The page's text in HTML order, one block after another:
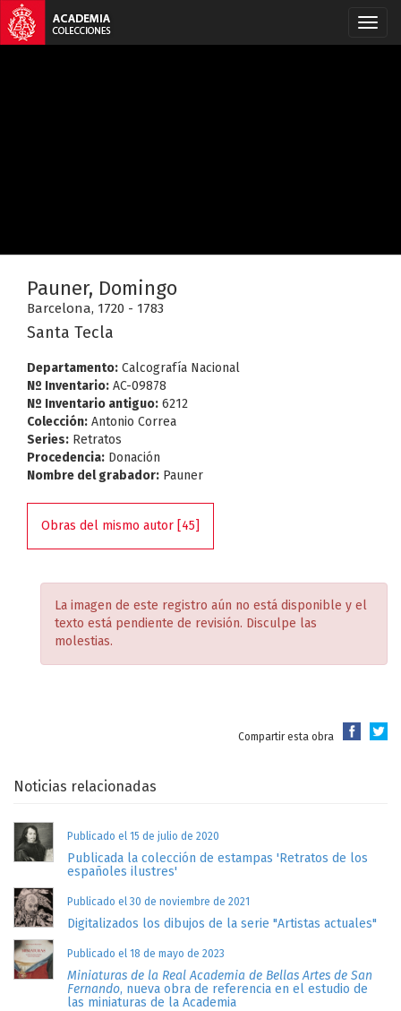
Pauner, Domingo
Barcelona, 1720 - 1783
Santa Tecla
Departamento: Calcografía Nacional
Nº Inventario: AC-09878
Nº Inventario antiguo: 6212
Colección: Antonio Correa
Series: Retratos
Procedencia: Donación
Nombre del grabador: Pauner
Obras del mismo autor [45]
La imagen de este registro aún no está disponible y el
texto está pendiente de revisión. Disculpe las
molestias.
Compartir esta obra
Noticias relacionadas
Publicado el 15 de julio de 2020
Publicada la colección de estampas 'Retratos de los
españoles ilustres'
Publicado el 30 de noviembre de 2021
Digitalizados los dibujos de la serie "Artistas actuales"
Publicado el 18 de mayo de 2023
Miniaturas de la Real Academia de Bellas Artes de San
Fernando, nueva obra de referencia en el estudio de
las miniaturas de la Academia